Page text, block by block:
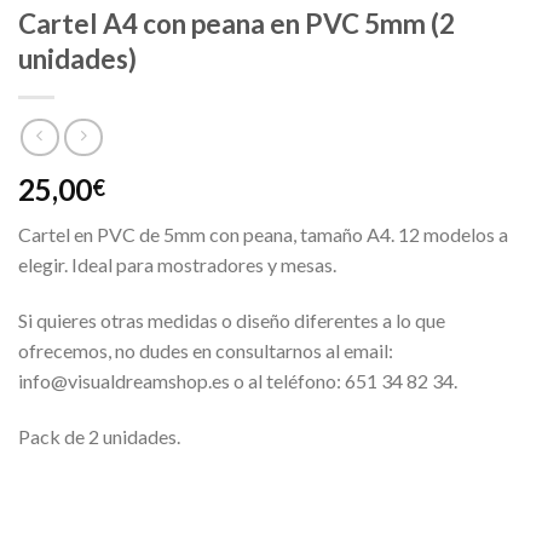
Cartel A4 con peana en PVC 5mm (2
unidades)
25,00€
Cartel en PVC de 5mm con peana, tamaño A4. 12 modelos a
elegir. Ideal para mostradores y mesas.
Si quieres otras medidas o diseño diferentes a lo que
ofrecemos, no dudes en consultarnos al email:
info@visualdreamshop.es o al teléfono: 651 34 82 34.
Pack de 2 unidades.